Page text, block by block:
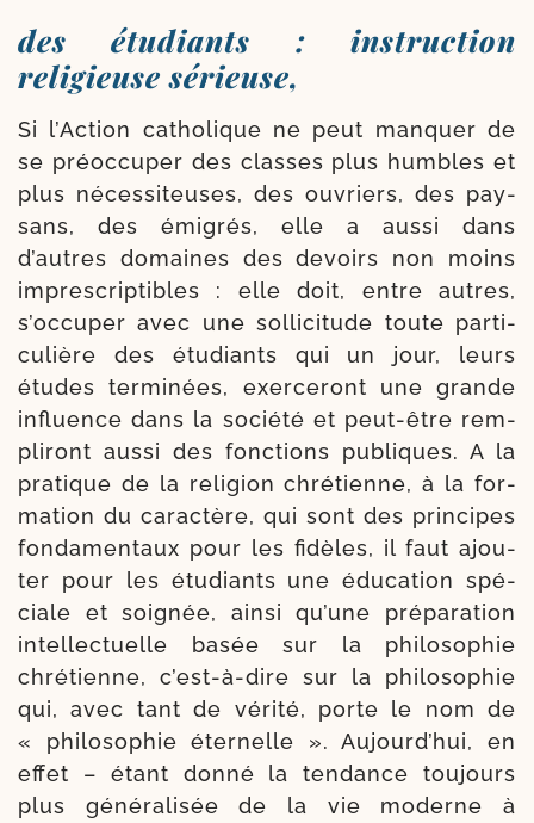
des étudiants : instruction
religieuse sérieuse,
Si l’Action catho­lique ne peut man­quer de
se pré­oc­cu­per des classes plus humbles et
plus néces­si­teuses, des ouvriers, des pay­
sans, des émi­grés, elle a aus­si dans
d’autres domaines des devoirs non moins
impres­crip­tibles : elle doit, entre autres,
s’occuper avec une sol­li­ci­tude toute par­ti­
cu­lière des étu­diants qui un jour, leurs
études ter­mi­nées, exer­ce­ront une grande
influence dans la socié­té et peut-​être rem­
pli­ront aus­si des fonc­tions publiques. A la
pra­tique de la reli­gion chré­tienne, à la for­
ma­tion du carac­tère, qui sont des prin­cipes
fon­da­men­taux pour les fidèles, il faut ajou­
ter pour les étu­diants une édu­ca­tion spé­
ciale et soi­gnée, ain­si qu’une pré­pa­ra­tion
intel­lec­tuelle basée sur la phi­lo­so­phie
chré­tienne, c’est-à-dire sur la phi­lo­so­phie
qui, avec tant de véri­té, porte le nom de
« phi­lo­so­phie éter­nelle ». Aujourd’hui, en
effet – étant don­né la ten­dance tou­jours
plus géné­ra­li­sée de la vie moderne à